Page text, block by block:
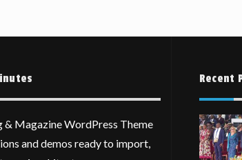
Magazine WordPress Theme
and demos ready to import,
Recent